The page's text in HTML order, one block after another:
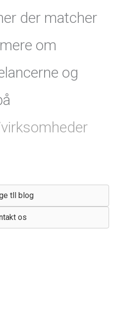
der matcher
om
og
tll blog
os